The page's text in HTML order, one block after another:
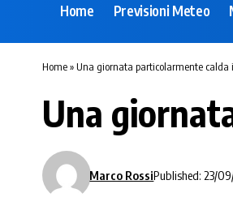
Home Previsioni Meteo
Home»Una giornata particolarmente calda
Una
Marco RossiPublished: 23/